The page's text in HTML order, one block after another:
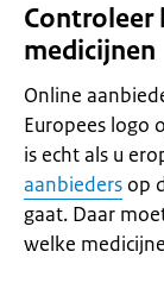
Controleer
medicijnen
Online
Europees logo
is echt als u
aanbieders op
gaat. Daar
welke